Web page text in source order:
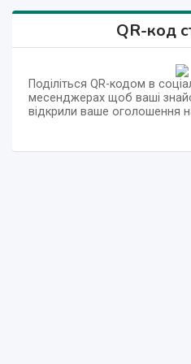
QR-код
Поділіться QR-кодом в
месенджерах щоб ваші
відкрили ваше оголошення